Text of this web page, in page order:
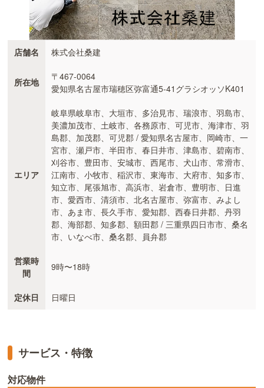
店舗名 株式会社桑建
所在地
〒467-0064
愛知県名古屋市瑞穂区弥富通5-41グラシオッソK401
エリア
岐阜県岐阜市、大垣市、多治見市、瑞浪市、羽島市、
美濃加茂市、土岐市、各務原市、可児市、海津市、羽
島郡、加茂郡、可児郡 / 愛知県名古屋市、岡崎市、一
宮市、瀬戸市、半田市、春日井市、津島市、碧南市、
刈谷市、豊田市、安城市、西尾市、犬山市、常滑市、
江南市、小牧市、稲沢市、東海市、大府市、知多市、
知立市、尾張旭市、高浜市、岩倉市、豊明市、日進
市、愛西市、清須市、北名古屋市、弥富市、みよし
市、あま市、長久手市、愛知郡、西春日井郡、丹羽
郡、海部郡、知多郡、額田郡 / 三重県四日市市、桑名
市、いなべ市、桑名郡、員弁郡
営業時
間
9時〜18時
定休日 日曜日
サービス・特徴
対応物件